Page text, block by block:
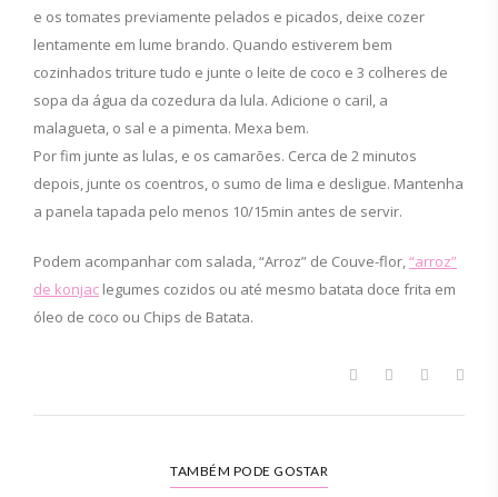
e os tomates previamente pelados e picados, deixe cozer
lentamente em lume brando. Quando estiverem bem
cozinhados triture tudo e junte o leite de coco e 3 colheres de
sopa da água da cozedura da lula. Adicione o caril, a
malagueta, o sal e a pimenta. Mexa bem.
Por fim junte as lulas, e os camarões. Cerca de 2 minutos
depois, junte os coentros, o sumo de lima e desligue. Mantenha
a panela tapada pelo menos 10/15min antes de servir.
Podem acompanhar com salada, “Arroz” de Couve-flor,“arroz”
de konjac legumes cozidos ou até mesmo batata doce frita em
óleo de coco ou Chips de Batata.
TAMBÉM PODE GOSTAR